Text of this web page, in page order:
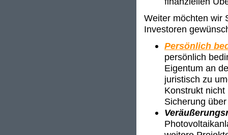
Weiter möchten wir
Investoren
Persönlich
persönlich
Eigentum an
juristisch zu
Konstrukt
Sicherung